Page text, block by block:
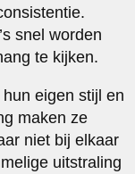
snel worden
te kijken.
eigen stijl en
maken ze
niet bij elkaar
uitstraling